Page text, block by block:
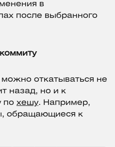
в
после выбранного
откатываться не
назад, но и к
по хешу. Например,
обращающиеся к